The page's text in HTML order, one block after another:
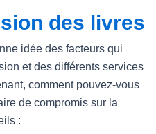
des livres
idée des facteurs qui
et des différents services
comment pouvez-vous
de compromis sur la
: